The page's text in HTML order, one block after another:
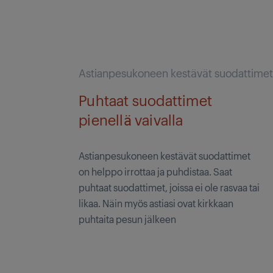
Astianpesukoneen kestävät suodattimet
Puhtaat suodattimet
pienellä vaivalla
Astianpesukoneen kestävät suodattimet
on helppo irrottaa ja puhdistaa. Saat
puhtaat suodattimet, joissa ei ole rasvaa tai
likaa. Näin myös astiasi ovat kirkkaan
puhtaita pesun jälkeen